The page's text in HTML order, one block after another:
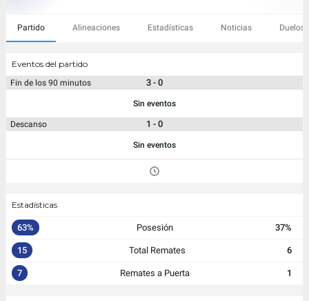
Partido Alineaciones Estadísticas Noticias Duelos
Eventos del partido
Fin de los 90 minutos 3 - 0
Sin eventos
Descanso 1 - 0
Sin eventos
Estadísticas
63% Posesión 37%
15 Total Remates 6
7 Remates a Puerta 1